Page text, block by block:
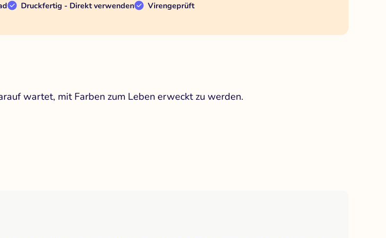
Druckfertig - Direkt verwenden Virengeprüft
wartet, mit Farben zum Leben erweckt zu werden.